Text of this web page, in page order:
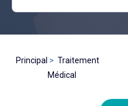
Principal
Traitement
Médical